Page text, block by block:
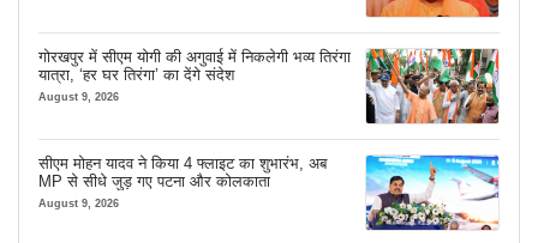
गोरखपुर में सीएम योगी की अगुवाई में निकलेगी भव्य तिरंगा
यात्रा, ‘हर घर तिरंगा’ का देंगे संदेश
August 9, 2026
सीएम मोहन यादव ने किया 4 फ्लाइट का शुभारंभ, अब
MP से सीधे जुड़ गए पटना और कोलकाता
August 9, 2026